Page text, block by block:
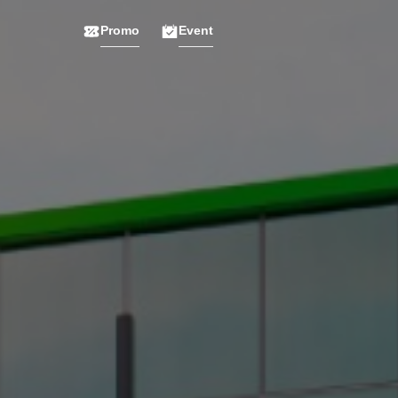
Promo Event